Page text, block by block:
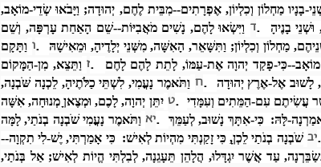
מַחְלוֹן וְכִלְיוֹן, אֶפְרָתִים--מִבֵּית לֶחֶם, יְהוּדָה; וַיָּבֹאוּ שְׂדֵי-מוֹאָב,
בָנֶיהָ .ד וַיִּשְׂאוּ לָהֶם, נָשִׁים מֹאֲבִיּוֹת--שֵׁם הָאַחַת עָרְפָּה, וְשֵׁם
מַחְלוֹן וְכִלְיוֹן; וַתִּשָּׁאֵר, הָאִשָּׁה, מִשְּׁנֵי יְלָדֶיהָ, וּמֵאִישָׁהּ .ו וַתָּקָם
כִּי-פָקַד יְהוָה אֶת-עַמּוֹ, לָתֵת לָהֶם לָחֶם
.ז וַתֵּצֵא, מִן-הַמָּקוֹם
אֶל-אֶרֶץ יְהוּדָה
.ח וַתֹּאמֶר נָעֳמִי, לִשְׁתֵּי כַלֹּתֶיהָ, לֵכְנָה שֹּׁבְנָה,
עֲשִׂיתֶם עִם-הַמֵּתִים וְעִמָּדִי .ט יִתֵּן יְהוָה, לָכֶם, וּמְצֶאןָ מְנוּחָה, אִשָּׁה
לָּהּ: כִּי-אִתָּךְ נָשׁוּב, לְעַמֵּךְ .יא וַתֹּאמֶר נָעֳמִי שֹׁבְנָה בְנֹתַי, לָמָּה
.יב שֹׁבְנָה בְנֹתַי לֵכְןָ, כִּי זָקַנְתִּי מִהְיוֹת לְאִישׁ: כִּי אָמַרְתִּי, יֶשׁ-לִי תִקְוָה--
עַד אֲשֶׁר יִגְדָּלוּ, הֲלָהֵן תֵּעָגֵנָה, לְבִלְתִּי הֱיוֹת לְאִישׁ; אַל בְּנֹתַי,